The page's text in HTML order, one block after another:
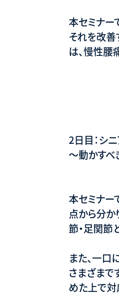
本セミナー
それを改善
は、慢性腰
2日目：シ
〜動かすべ
本セミナー
点から分か
節・足関節
また、一口
さまざまで
めた上で対